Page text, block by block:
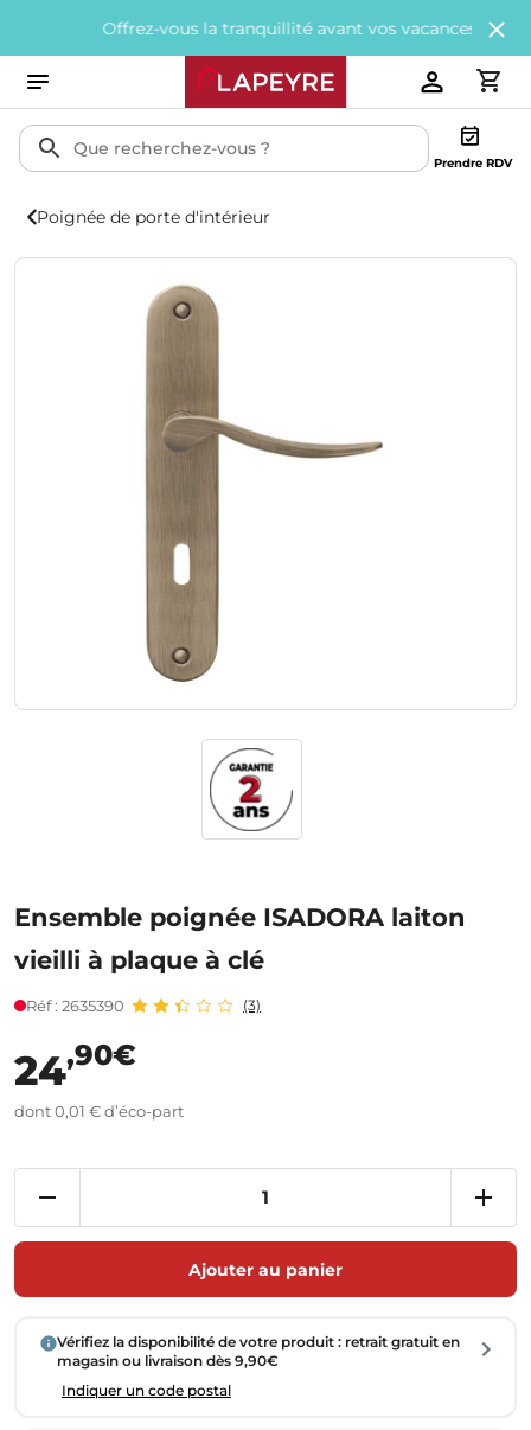
Offrez-vous la tranquillité avant vos vacances avec200€
Prendre RDV
Poignée de porte d'intérieur
Ensemble poignée ISADORA laiton
vieilli à plaque à clé
Réf : 2635390 (3)
24,90€
dont 0,01 € d’éco-part
Ajouter au panier
Vérifiez la disponibilité de votre produit : retrait gratuit en
magasin ou livraison dès 9,90€
Indiquer un code postal